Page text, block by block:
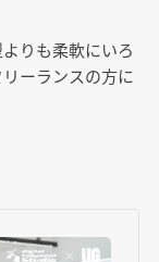
りも柔軟にいろ
ーランスの方に